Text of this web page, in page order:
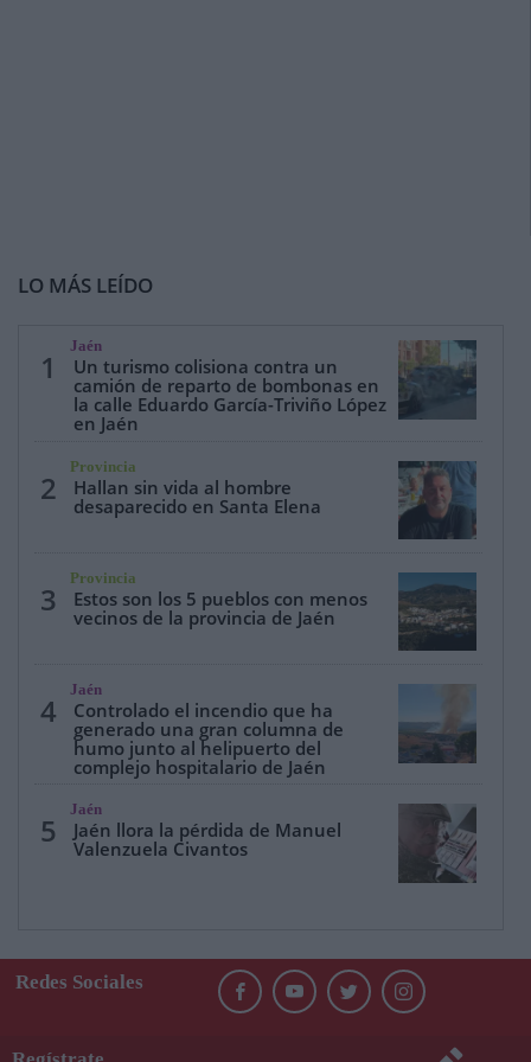
LO MÁS LEÍDO
1
Jaén
Un turismo colisiona contra un
camión de reparto de bombonas en
la calle Eduardo García-Triviño López
en Jaén
2
Provincia
Hallan sin vida al hombre
desaparecido en Santa Elena
3
Provincia
Estos son los 5 pueblos con menos
vecinos de la provincia de Jaén
4
Jaén
Controlado el incendio que ha
generado una gran columna de
humo junto al helipuerto del
complejo hospitalario de Jaén
5
Jaén
Jaén llora la pérdida de Manuel
Valenzuela Civantos
Redes Sociales